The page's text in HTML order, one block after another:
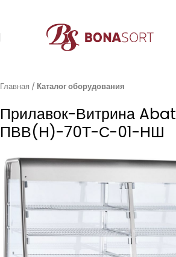
Главная Каталог оборудования
Прилавок-Витрина Abat
ПВВ(Н)-70Т-С-01-НШ